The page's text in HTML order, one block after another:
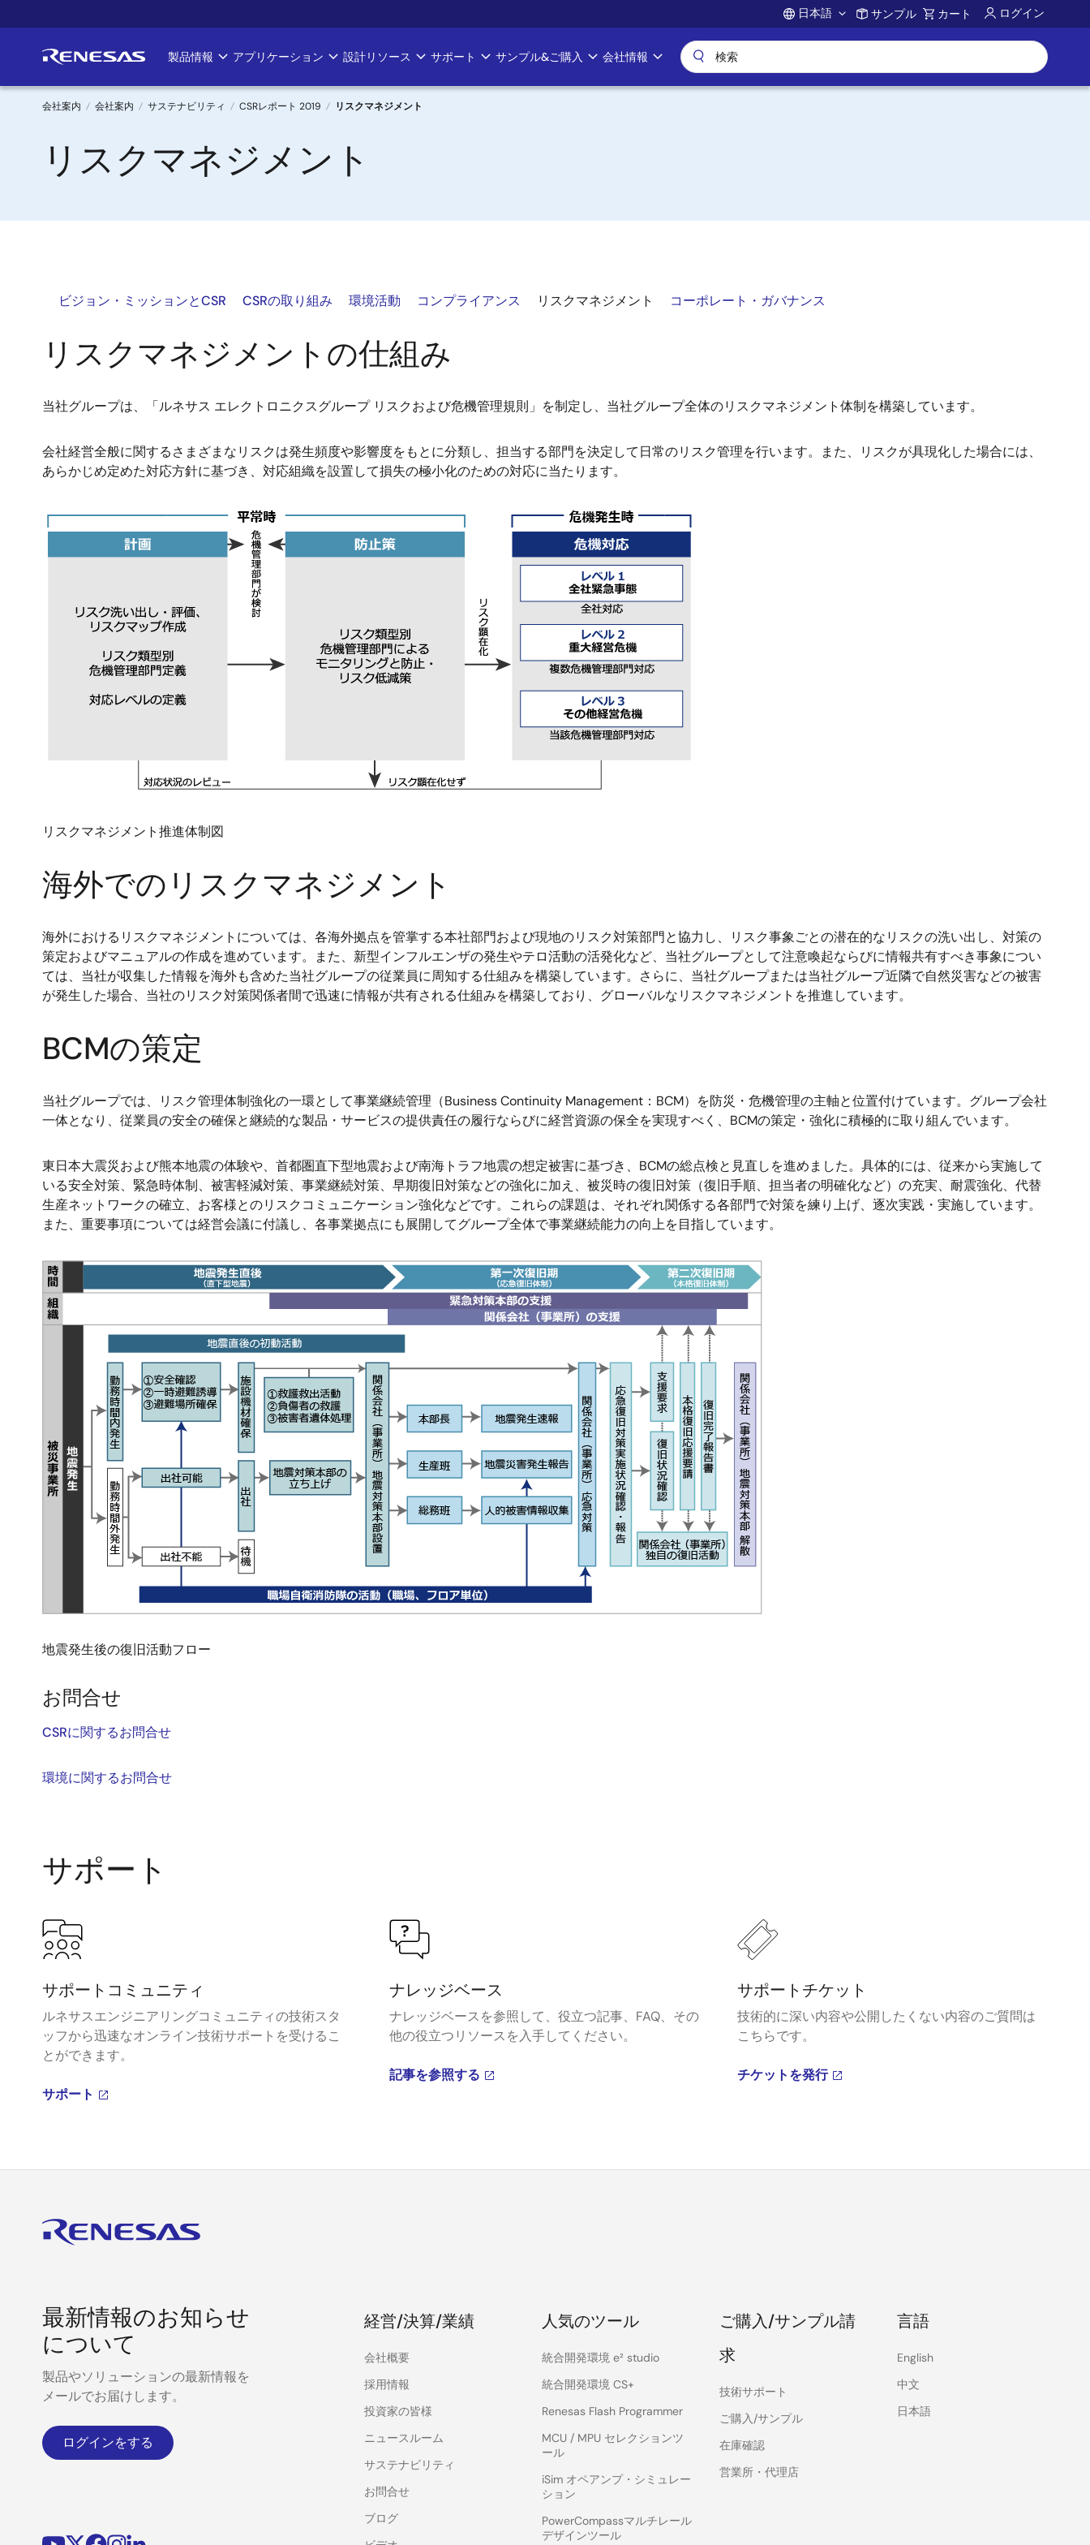
イ
ン
Account
日本語 サンプル カート ログイン
Main
navigation
製品情報 アプリケーション 設計リソース サポート サンプル&ご購入 会社情報
パ
ン
く
会社案内 会社案内 サステナビリティ CSRレポート 2019 リスクマネジメント
リスクマネジメント
ビジョン・ミッションとCSR CSRの取り組み 環境活動 コンプライアンス リスクマネジメント コーポレート・ガバナンス
リスクマネジメントの仕組み
当社グループは、「ルネサス エレクトロニクスグループ リスクおよび危機管理規則」を制定し、当社グループ全体のリスクマネジメント体制を構築しています。
会社経営全般に関するさまざまなリスクは発生頻度や影響度をもとに分類し、担当する部門を決定して日常のリスク管理を行います。また、リスクが具現化した場合には、
あらかじめ定めた対応方針に基づき、対応組織を設置して損失の極小化のための対応に当たります。
リスクマネジメント推進体制図
海外でのリスクマネジメント
海外におけるリスクマネジメントについては、各海外拠点を管掌する本社部門および現地のリスク対策部門と協力し、リスク事象ごとの潜在的なリスクの洗い出し、対策の
策定およびマニュアルの作成を進めています。また、新型インフルエンザの発生やテロ活動の活発化など、当社グループとして注意喚起ならびに情報共有すべき事象につい
ては、当社が収集した情報を海外も含めた当社グループの従業員に周知する仕組みを構築しています。さらに、当社グループまたは当社グループ近隣で自然災害などの被害
が発生した場合、当社のリスク対策関係者間で迅速に情報が共有される仕組みを構築しており、グローバルなリスクマネジメントを推進しています。
BCMの策定
当社グループでは、リスク管理体制強化の一環として事業継続管理（Business Continuity Management：BCM）を防災・危機管理の主軸と位置付けています。グループ会社
一体となり、従業員の安全の確保と継続的な製品・サービスの提供責任の履行ならびに経営資源の保全を実現すべく、BCMの策定・強化に積極的に取り組んでいます。
東日本大震災および熊本地震の体験や、首都圏直下型地震および南海トラフ地震の想定被害に基づき、BCMの総点検と見直しを進めました。具体的には、従来から実施して
いる安全対策、緊急時体制、被害軽減対策、事業継続対策、早期復旧対策などの強化に加え、被災時の復旧対策（復旧手順、担当者の明確化など）の充実、耐震強化、代替
生産ネットワークの確立、お客様とのリスクコミュニケーション強化などです。これらの課題は、それぞれ関係する各部門で対策を練り上げ、逐次実践・実施しています。
また、重要事項については経営会議に付議し、各事業拠点にも展開してグループ全体で事業継続能力の向上を目指しています。
地震発生後の復旧活動フロー
お問合せ
CSRに関するお問合せ
環境に関するお問合せ
サポート
サポートコミュニティ
ルネサスエンジニアリングコミュニティの技術スタ
ッフから迅速なオンライン技術サポートを受けるこ
とができます。
サポート
ナレッジベース
ナレッジベースを参照して、役立つ記事、FAQ、その
他の役立つリソースを入手してください。
記事を参照する
サポートチケット
技術的に深い内容や公開したくない内容のご質問は
こちらです。
チケットを発行
最新情報のお知らせ
について
製品やソリューションの最新情報を
メールでお届けします。
ログインをする
経営/決算/業績
会社概要
採用情報
投資家の皆様
ニュースルーム
サステナビリティ
お問合せ
ブログ
人気のツール
統合開発環境 e² studio
統合開発環境 CS+
Renesas Flash Programmer
MCU / MPU セレクションツ
ール
iSim オペアンプ・シミュレー
ション
PowerCompassマルチレール
デザインツール
ご購入/サンプル請
求
技術サポート
ご購入/サンプル
在庫確認
営業所・代理店
言語
English
中文
日本語